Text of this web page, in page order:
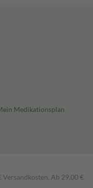
Medikationsplan
Ab 29,00 €